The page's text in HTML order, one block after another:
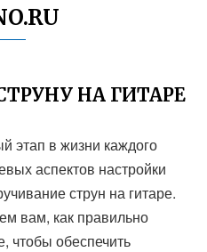
НА ГИТАРЕ
этап в жизни каждого
аспектов настройки
струн на гитаре.
вам, как правильно
чтобы обеспечить